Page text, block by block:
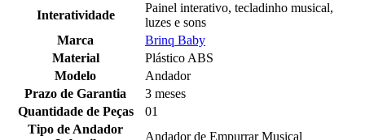
Interatividade
Painel interativo, tecladinho musical,
luzes e sons
Marca
Brinq Baby
Material
Plástico ABS
Modelo
Andador
Prazo de Garantia
3 meses
Quantidade de Peças
01
Tipo de Andador
Andador de Empurrar Musical